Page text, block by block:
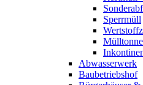
Sperrmüll
Abwasserwerk
Baubetriebshof